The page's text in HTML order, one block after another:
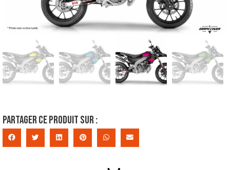
Partager ce produit sur :